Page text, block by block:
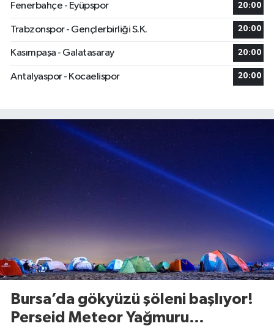
Fenerbahçe - Eyüpspor 20:00
Trabzonspor - Gençlerbirliği S.K. 20:00
Kasımpaşa - Galatasaray 20:00
Antalyaspor - Kocaelispor 20:00
Bursa’da gökyüzü şöleni başlıyor!
Perseid Meteor Yağmuru